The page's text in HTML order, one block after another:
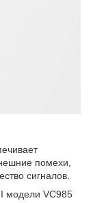
помехи,
сигналов.
модели VC985